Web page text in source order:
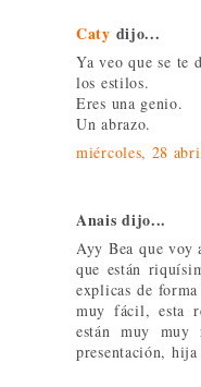
Caty dijo...
Ya veo que se te
los estilos.
Eres una genio.
Un abrazo.
miércoles, 28
Anais dijo...
Ayy Bea que voy
que están
explicas de
muy fácil, esta
están muy
presentación,